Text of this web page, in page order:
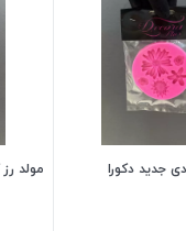
مولد رز